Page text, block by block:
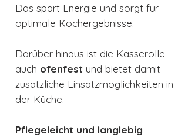
Das spart Energie und sorgt für
optimale Kochergebnisse.
Darüber hinaus ist die Kasserolle
auch ofenfest und bietet damit
zusätzliche Einsatzmöglichkeiten in
der Küche.
Pflegeleicht und langlebig